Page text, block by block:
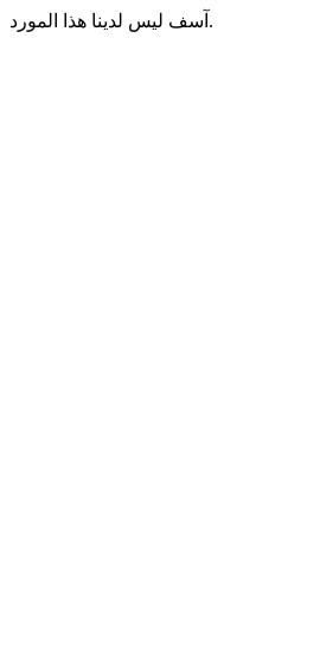
آسف ليس لدينا هذا المورد.